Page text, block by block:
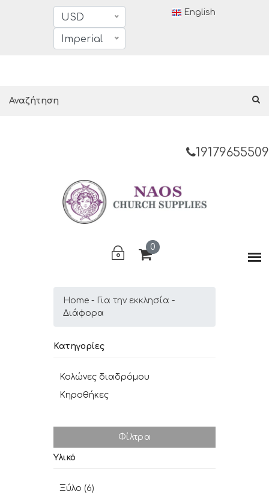
USD
Imperial
English
19179655509
0
Home
Για την εκκλησία
Διάφορα
Κατηγορίες
Κολώνες διαδρόμου
Κηροθήκες
Φίλτρα
Υλικό
Ξύλο (6)